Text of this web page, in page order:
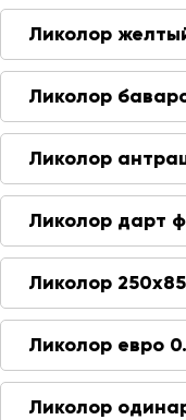
Ликолор
Ликолор
Ликолор
Ликолор дарт
Ликолор
Ликолор евро
Ликолор